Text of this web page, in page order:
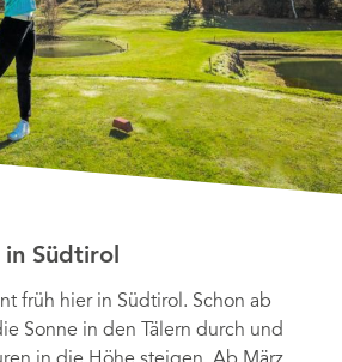
in Südtirol
früh hier in Südtirol. Schon ab
Sonne in den Tälern durch und